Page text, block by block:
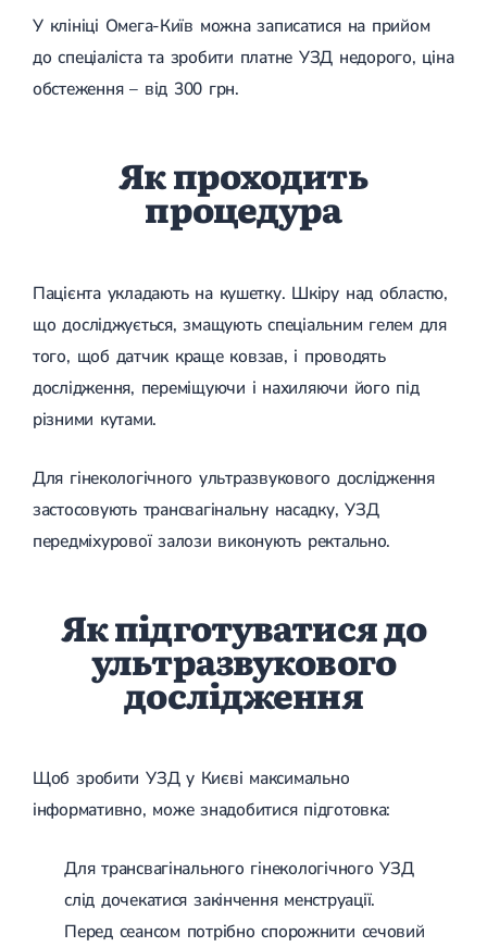
У клініці Омега-Київ можна записатися на прийом
до спеціаліста та зробити платне УЗД недорого, ціна
обстеження – від 300 грн.
Як проходить
процедура
Пацієнта укладають на кушетку. Шкіру над областю,
що досліджується, змащують спеціальним гелем для
того, щоб датчик краще ковзав, і проводять
дослідження, переміщуючи і нахиляючи його під
різними кутами.
Для гінекологічного ультразвукового дослідження
застосовують трансвагінальну насадку, УЗД
передміхурової залози виконують ректально.
Як підготуватися до
ультразвукового
дослідження
Щоб зробити УЗД у Києві максимально
інформативно, може знадобитися підготовка:
Для трансвагінального гінекологічного УЗД
слід дочекатися закінчення менструації.
Перед сеансом потрібно спорожнити сечовий